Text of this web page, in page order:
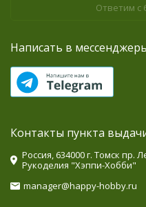
Ответим с
Написать в
Контакты пункта
Россия, 634000 г. Томск пр.
Рукоделия "Хэппи-Хобби"
manager@happy-hobby.ru